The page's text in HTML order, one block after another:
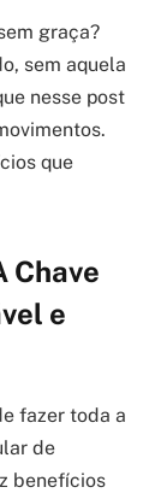
graça?
sem aquela
nesse post
que
Chave
e
fazer toda a
de
benefícios